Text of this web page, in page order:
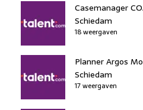
Casemanager
Schiedam
18 weergaven
Planner Argos
Schiedam
17 weergaven